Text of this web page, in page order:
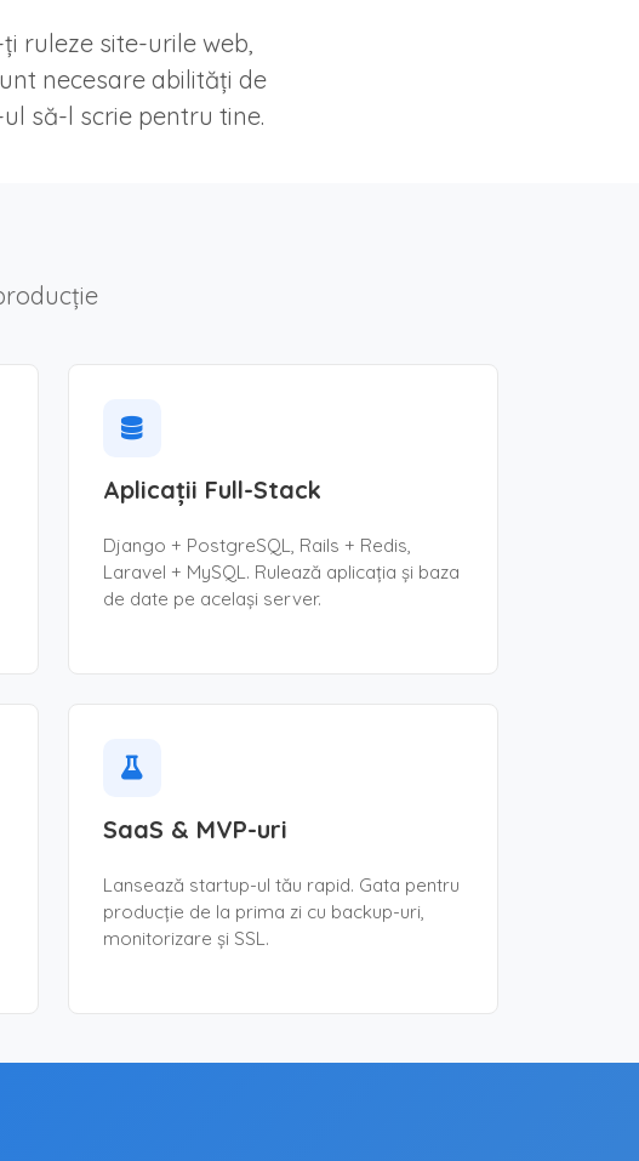
ruleze site-urile web,
necesare abilități de
să-l scrie pentru tine.
Aplicații Full-Stack
Django + PostgreSQL, Rails + Redis,
Laravel + MySQL. Rulează aplicația și baza
de date pe același server.
SaaS & MVP-uri
Lansează startup-ul tău rapid. Gata pentru
producție de la prima zi cu backup-uri,
monitorizare și SSL.